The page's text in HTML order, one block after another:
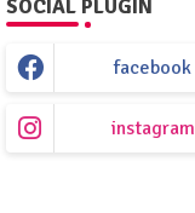
SOCIAL PLUGIN
facebook
instagram